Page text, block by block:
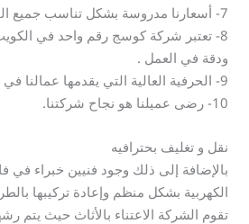
7- أسعارنا مدروسة بشكل تناسب جميع الفئات .
8- تعتبر شركة كوسج رقم واحد في
ودقة في العمل .
9- الحرفية العالية التي يقدمها عمالنا في تقديم عملهم .
10- رضى عميلنا هو نجاح شركتنا.
نقل و تغليف بحترافيه
بالإضافة إلى ذلك وجود فنيين خبراء في
الكهربية بشكل منظم وإعادة تركيبها
تقوم الشركة الاعتناء بالأثاث حيث يتم